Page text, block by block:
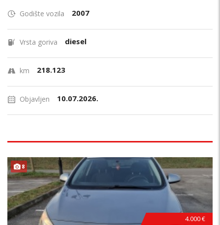
Godište vozila 2007
Vrsta goriva diesel
km 218.123
Objavljen 10.07.2026.
8
4.000 €